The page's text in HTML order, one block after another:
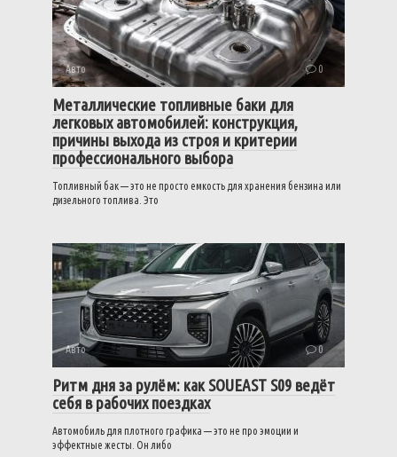
Авто 0
Металлические топливные баки для
легковых автомобилей: конструкция,
причины выхода из строя и критерии
профессионального выбора
Топливный бак — это не просто емкость для хранения бензина или
дизельного топлива. Это
Авто 0
Ритм дня за рулём: как SOUEAST S09 ведёт
себя в рабочих поездках
Автомобиль для плотного графика — это не про эмоции и
эффектные жесты. Он либо